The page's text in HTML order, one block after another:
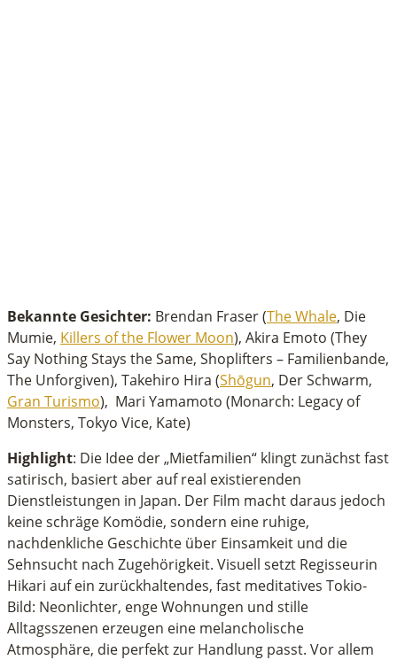
Bekannte Gesichter: Brendan Fraser (The Whale, Die
Mumie, Killers of the Flower Moon), Akira Emoto (They
Say Nothing Stays the Same, Shoplifters – Familienbande,
The Unforgiven), Takehiro Hira (Shōgun, Der Schwarm,
Gran Turismo), Mari Yamamoto (Monarch: Legacy of
Monsters, Tokyo Vice, Kate)
Highlight: Die Idee der „Mietfamilien“ klingt zunächst fast
satirisch, basiert aber auf real existierenden
Dienstleistungen in Japan. Der Film macht daraus jedoch
keine schräge Komödie, sondern eine ruhige,
nachdenkliche Geschichte über Einsamkeit und die
Sehnsucht nach Zugehörigkeit. Visuell setzt Regisseurin
Hikari auf ein zurückhaltendes, fast meditatives Tokio-
Bild: Neonlichter, enge Wohnungen und stille
Alltagsszenen erzeugen eine melancholische
Atmosphäre, die perfekt zur Handlung passt. Vor allem